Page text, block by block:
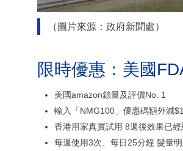
（圖片來源：政府新聞處）
限時優惠：美國
美國amazon鎖量及評價No. 1
輸入「NMG100」優惠碼額外減
香港用家真實試用 8週後效果已經
每週使用3次、每日25分鐘 髮量